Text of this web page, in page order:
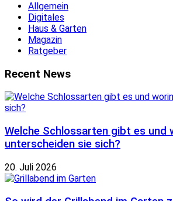
Allgemein
Digitales
Haus & Garten
Magazin
Ratgeber
Recent News
Welche Schlossarten gibt es und
unterscheiden sie sich?
20. Juli 2026